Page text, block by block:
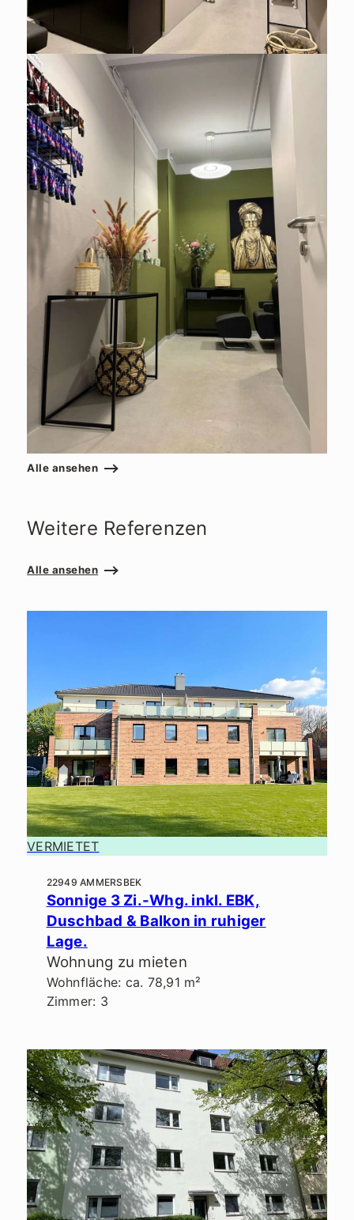
Alle ansehen
Weitere Referenzen
Alle ansehen
VERMIETET
22949 AMMERSBEK
Sonnige 3 Zi.-Whg. inkl. EBK,
Duschbad & Balkon in ruhiger
Lage.
Wohnung zu mieten
Wohnfläche: ca. 78,91 m²
Zimmer: 3